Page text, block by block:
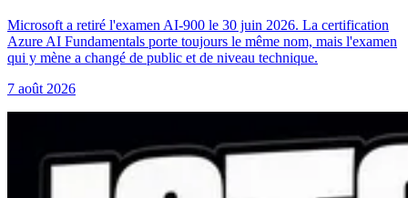
Microsoft a retiré l'examen AI-900 le 30 juin 2026. La certification
Azure AI Fundamentals porte toujours le même nom, mais l'examen
qui y mène a changé de public et de niveau technique.
7 août 2026